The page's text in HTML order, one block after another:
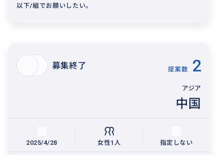
以下/組でお願いしたい。
募集終了 提案数 2
アジア
中国
2025/4/28 女性1人 指定しない